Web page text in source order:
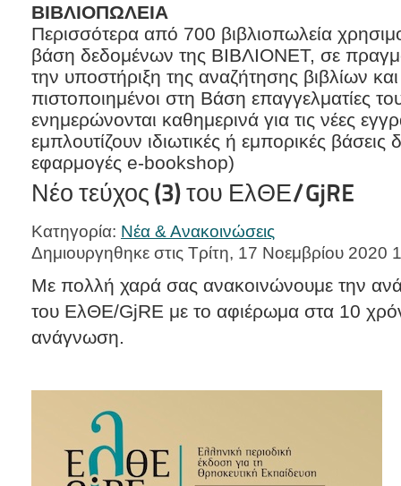
ΒΙΒΛΙΟΠΩΛΕΙΑ
Περισσότερα από 700 βιβλιοπωλεία
βάση δεδομένων της ΒΙΒΛΙΟΝΕΤ, σε
την υποστήριξη της αναζήτησης βιβλίων
πιστοποιημένοι στη Βάση επαγγελματίες
ενημερώνονται καθημερινά για τις νέες
εμπλουτίζουν ιδιωτικές ή εμπορικές
εφαρμογές e-bookshop)
Νέο τεύχος (3) του ΕλΘΕ/GjRE
Κατηγορία: Νέα & Ανακοινώσεις
Δημιουργηθηκε στις Τρίτη, 17 Νοεμβρίου 2020
Με πολλή χαρά σας ανακοινώνουμε την
του ΕλΘΕ/GjRE με το αφιέρωμα στα 10
ανάγνωση.